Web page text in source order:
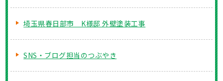
埼玉県春日部市 K様邸 外壁塗装工事
SNS・ブログ担当のつぶやき